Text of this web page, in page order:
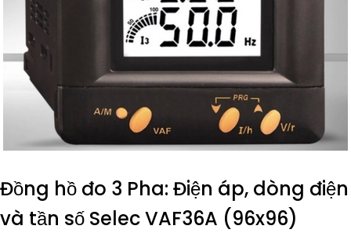
Đồng hồ đo 3 Pha: Điện áp, dòng điện
và tần số Selec VAF36A (96x96)